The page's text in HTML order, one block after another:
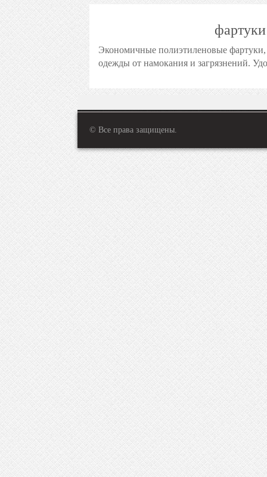
Экономичные полиэтиленовые
одежды от намокания и загрязнений.
© Все права защищены.